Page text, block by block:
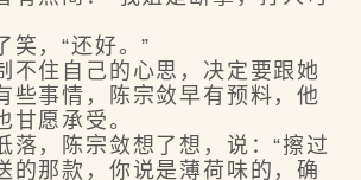
，“还好。”
住自己的心思，决定要跟她
些事情，陈宗敛早有预料，他
甘愿承受。
，陈宗敛想了想，说：“擦过
的那款，你说是薄荷味的，确